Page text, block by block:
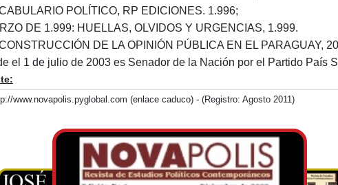
POLÍTICO, RP EDICIONES. 1.996;
DE 1.999: HUELLAS, OLVIDOS Y URGENCIAS, 1.999.
DE LA OPINIÓN PÚBLICA EN EL PARAGUAY,
el 1 de julio de 2003 es Senador de la Nación por el Partido País
www.novapolis.pyglobal.com (enlace caduco) - (Registro: Agosto 2011)